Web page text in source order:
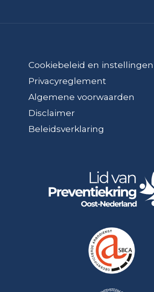
Cookiebeleid en instellingen
Privacyreglement
Algemene voorwaarden
Disclaimer
Beleidsverklaring